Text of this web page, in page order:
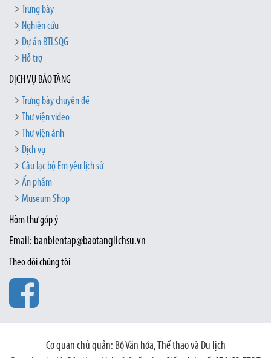
Trưng bày
Nghiên cứu
Dự án BTLSQG
Hỗ trợ
DỊCH VỤ BẢO TÀNG
Trưng bày chuyên đề
Thư viện video
Thư viện ảnh
Dịch vụ
Câu lạc bộ Em yêu lịch sử
Ấn phẩm
Museum Shop
Hòm thư góp ý
Email: banbientap@baotanglichsu.vn
Theo dõi chúng tôi
Cơ quan chủ quản: Bộ Văn hóa, Thể thao và Du lịch